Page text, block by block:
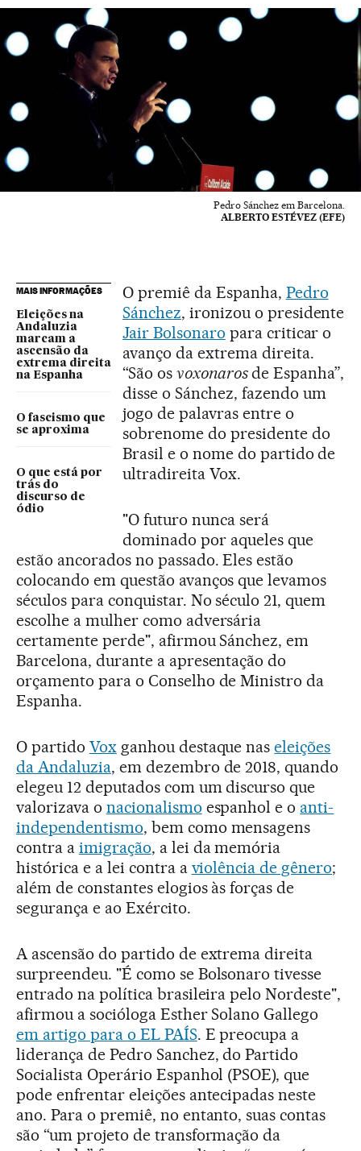
Pedro Sánchez em Barcelona.
ALBERTO ESTÉVEZ (EFE)
MAIS INFORMAÇÕES
Eleições na
Andaluzia
marcam a
ascensão da
extrema direita
na Espanha
O fascismo que
se aproxima
O que está por
trás do
discurso de
ódio
O premiê da Espanha, Pedro
Sánchez, ironizou o presidente
Jair Bolsonaro para criticar o
avanço da extrema direita.
“São os voxonarosde Espanha”,
disse o Sánchez, fazendo um
jogo de palavras entre o
sobrenome do presidente do
Brasil e o nome do partido de
ultradireita Vox.
"O futuro nunca será
dominado por aqueles que
estão ancorados no passado. Eles estão
colocando em questão avanços que levamos
séculos para conquistar. No século 21, quem
escolhe a mulher como adversária
certamente perde", afirmou Sánchez, em
Barcelona, durante a apresentação do
orçamento para o Conselho de Ministro da
Espanha.
O partido Voxganhou destaque naseleições
da Andaluzia, em dezembro de 2018, quando
elegeu 12 deputados com um discurso que
valorizava o nacionalismo espanhol e o anti-
independentismo, bem como mensagens
contra a imigração, a lei da memória
histórica e a lei contra a violência de gênero;
além de constantes elogios às forças de
segurança e ao Exército.
A ascensão do partido de extrema direita
surpreendeu. "É como se Bolsonaro tivesse
entrado na política brasileira pelo Nordeste",
afirmou a socióloga Esther Solano Gallego
em artigo para o EL PAÍS. E preocupa a
liderança de Pedro Sanchez, do Partido
Socialista Operário Espanhol (PSOE), que
pode enfrentar eleições antecipadas neste
ano. Para o premiê, no entanto, suas contas
são “um projeto de transformação da